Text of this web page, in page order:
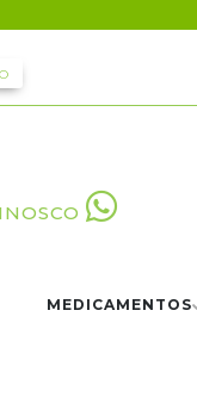
MEDICAMENTOS